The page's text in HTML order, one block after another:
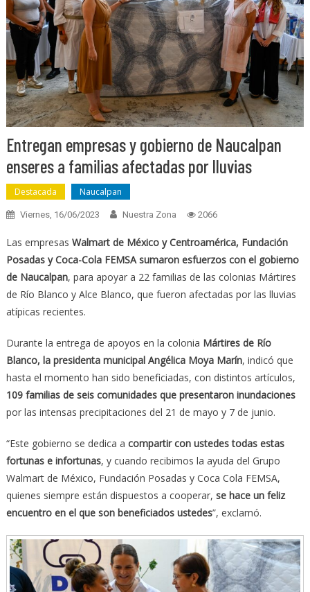
Entregan empresas y gobierno de Naucalpan
enseres a familias afectadas por lluvias
Destacada Naucalpan
Viernes, 16/06/2023 Nuestra Zona 2066
Las empresas Walmart de México y Centroamérica, Fundación
Posadas y Coca-Cola FEMSA sumaron esfuerzos con el gobierno
de Naucalpan, para apoyar a 22 familias de las colonias Mártires
de Río Blanco y Alce Blanco, que fueron afectadas por las lluvias
atípicas recientes.
Durante la entrega de apoyos en la colonia Mártires de Río
Blanco, la presidenta municipal Angélica Moya Marín, indicó que
hasta el momento han sido beneficiadas, con distintos artículos,
109 familias de seis comunidades que presentaron inundaciones
por las intensas precipitaciones del 21 de mayo y 7 de junio.
“Este gobierno se dedica a compartir con ustedes todas estas
fortunas e infortunas, y cuando recibimos la ayuda del Grupo
Walmart de México, Fundación Posadas y Coca Cola FEMSA,
quienes siempre están dispuestos a cooperar, se hace un feliz
encuentro en el que son beneficiados ustedes”, exclamó.